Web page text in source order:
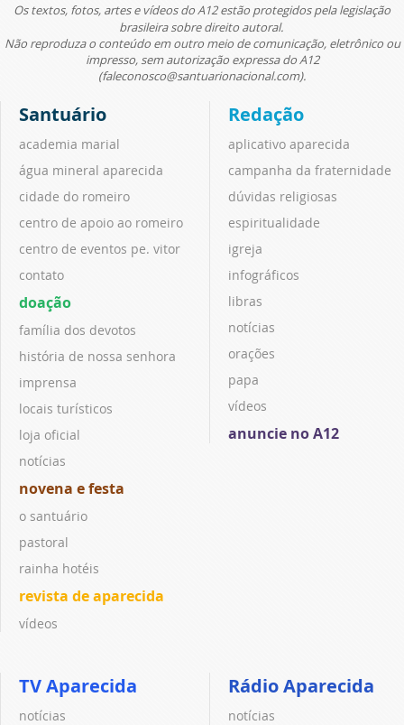
Os textos, fotos, artes e vídeos do A12 estão protegidos pela legislação
brasileira sobre direito autoral.
Não reproduza o conteúdo em outro meio de comunicação, eletrônico ou
impresso, sem autorização expressa do A12
(faleconosco@santuarionacional.com).
Santuário
academia marial
água mineral aparecida
cidade do romeiro
centro de apoio ao romeiro
centro de eventos pe. vitor
contato
doação
família dos devotos
história de nossa senhora
imprensa
locais turísticos
loja oficial
notícias
novena e festa
o santuário
pastoral
rainha hotéis
revista de aparecida
vídeos
Redação
aplicativo aparecida
campanha da fraternidade
dúvidas religiosas
espiritualidade
igreja
infográficos
libras
notícias
orações
papa
vídeos
anuncie no A12
TV Aparecida
notícias
Rádio Aparecida
notícias